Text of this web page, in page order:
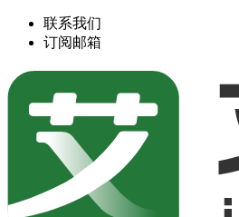
联系我们
订阅邮箱